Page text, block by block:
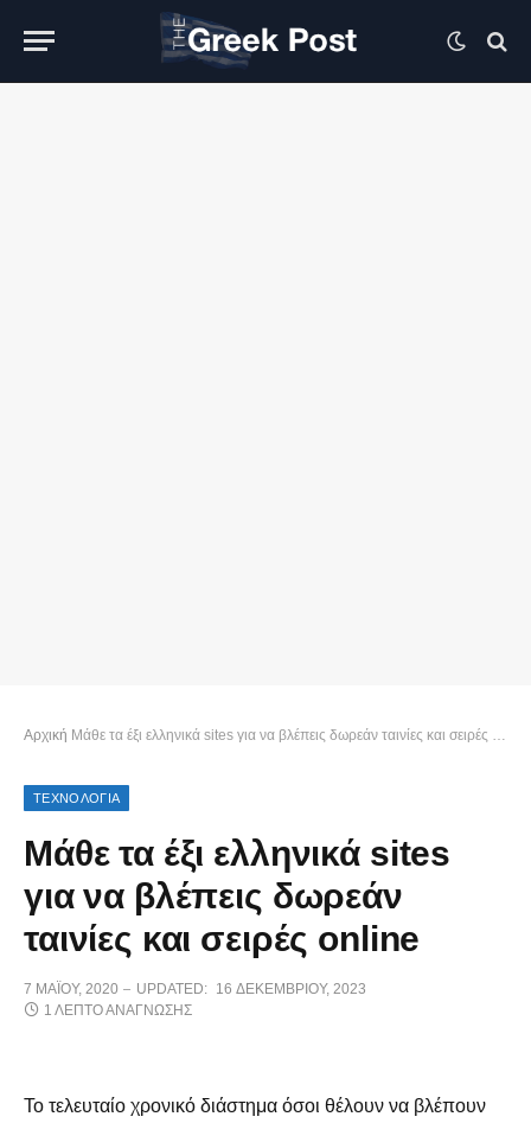
Αρχική Μάθε τα έξι ελληνικά sites για να βλέπεις δωρεάν ταινίες και σειρές online
ΤΕΧΝΟΛΟΓΙΑ
Μάθε τα έξι ελληνικά sites
για να βλέπεις δωρεάν
ταινίες και σειρές online
7 ΜΑΪ́ΟΥ, 2020 UPDATED: 16 ΔΕΚΕΜΒΡΊΟΥ, 2023
1 ΛΕΠΤΌ ΑΝΆΓΝΩΣΗΣ
Το τελευταίο χρονικό διάστημα όσοι θέλουν να βλέπουν